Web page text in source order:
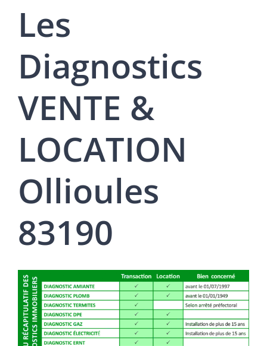
Les
Diagnostics
VENTE &
LOCATION
Ollioules
83190